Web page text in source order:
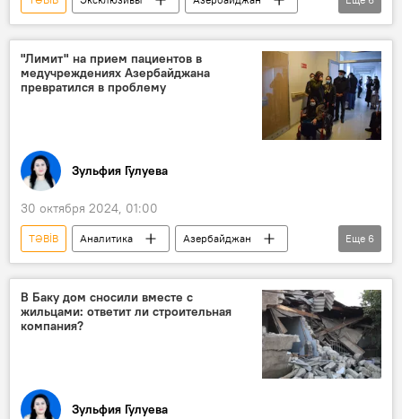
Общество
Государственное агентство обязательного медицинского страхования (ГАОМС)
Обязательное медицинское страхование
"Лимит" на прием пациентов в
медучреждениях Азербайджана
превратился в проблему
Зульфия Гулуева
30 октября 2024, 01:00
TƏBİB Аналитика
Азербайджан
Общество
здравоохранение
Медицина
мнение
Государственное агентство обязательного медицинского страхования (ГАОМС)
Еще 6
В Баку дом сносили вместе с
жильцами: ответит ли строительная
компания?
Зульфия Гулуева